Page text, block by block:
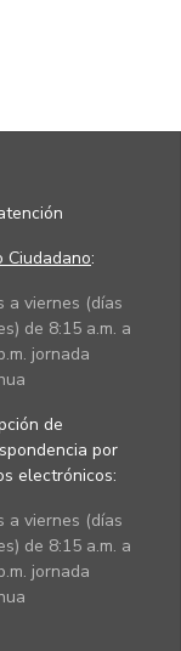
Ciudadano:
a viernes (días
de 8:15 a.m. a
jornada
de
por
electrónicos:
a viernes (días
de 8:15 a.m. a
jornada